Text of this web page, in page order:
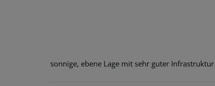
sonnige, ebene Lage mit sehr guter